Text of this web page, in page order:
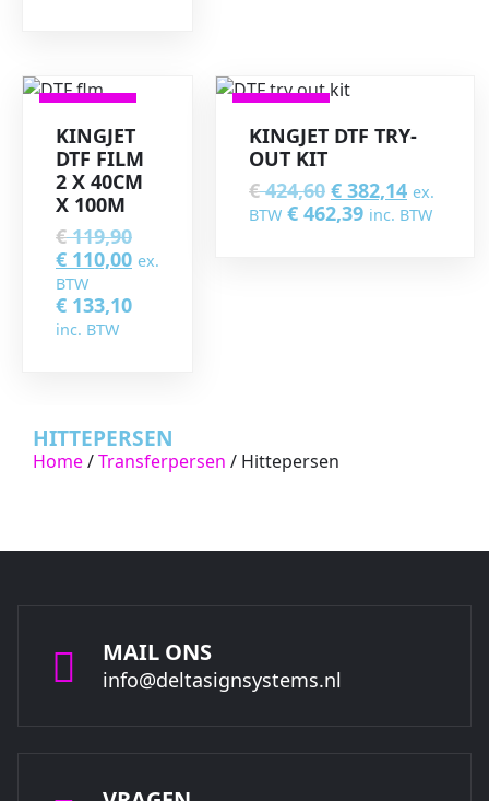
KINGJET
DTF FILM
2 X 40CM
X 100M
€119,90
€ 110,00 ex.
BTW
€ 133,10
inc. BTW
KINGJET DTF TRY-
OUT KIT
€424,60 € 382,14 ex.
BTW € 462,39 inc. BTW
HITTEPERSEN
Home/Transferpersen / Hittepersen
MAIL ONS
info@deltasignsystems.nl